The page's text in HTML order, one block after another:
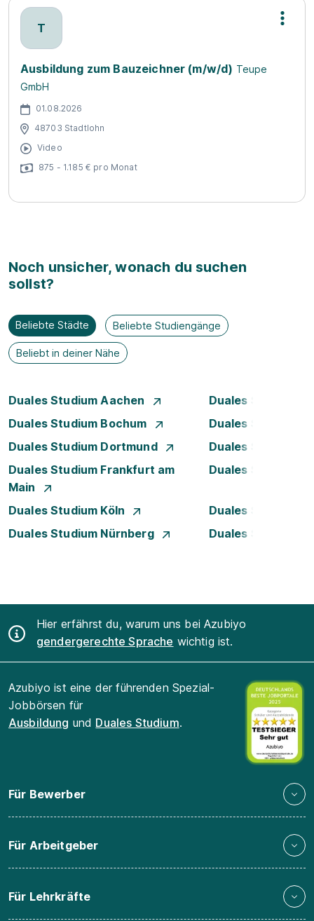
T
Ausbildung zum Bauzeichner (m/w/d) Teupe
GmbH
01.08.2026
48703 Stadtlohn
Video
875 - 1.185 € pro Monat
Noch unsicher, wonach du suchen
sollst?
Beliebte Städte Beliebte Studiengänge
Beliebt in deiner Nähe
Duales Studium Aachen
Duales Studium
Duales Studium Bochum
Duales Studium
Duales Studium Dortmund
Duales Studium
Duales Studium Frankfurt am
Main
Duales Studium
Duales Studium Köln
Duales Studium
Duales Studium Nürnberg
Duales Studium
Hier erfährst du, warum uns bei Azubiyo
gendergerechte Sprache wichtig ist.
Azubiyo ist eine der führenden Spezial-
Jobbörsen für
Ausbildung und Duales Studium.
Für Bewerber
Für Arbeitgeber
Für Lehrkräfte